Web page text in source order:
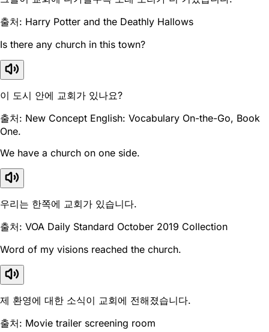
출처: Harry Potter and the Deathly Hallows
Is there any church in this town?
이 도시 안에 교회가 있나요?
출처: New Concept English: Vocabulary On-the-Go, Book
One.
We have a church on one side.
우리는 한쪽에 교회가 있습니다.
출처: VOA Daily Standard October 2019 Collection
Word of my visions reached the church.
제 환영에 대한 소식이 교회에 전해졌습니다.
출처: Movie trailer screening room